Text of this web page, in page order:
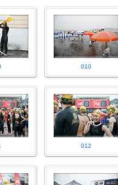
010
012